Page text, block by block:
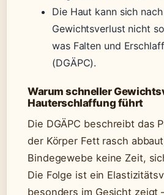
Die Haut kann sich
Gewichtsverlust nicht
was Falten und
(DGÄPC).
Warum schneller
Hauterschlaffung führt
Die DGÄPC beschreibt das
der Körper Fett rasch
Bindegewebe keine Zeit,
Die Folge ist ein
besonders im Gesicht zeigt